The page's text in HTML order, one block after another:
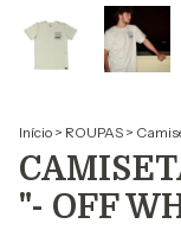
Início > ROUPAS >
"- OFF